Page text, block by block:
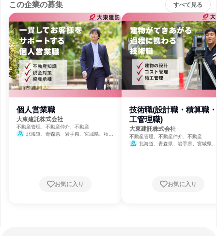
この企業の募集 すべて見る
個人営業職
大東建託株式会社
不動産管理、不動産仲介、不動産
北海道、青森県、岩手県、宮城県、秋田
山口県、徳島県、香川県、愛媛県、高知県、
お気に入り
技術職(設計職・積算職
工管理職)
大東建託株式会社
不動産管理、不動産仲介、不動産
北海道、青森県、岩手県、宮城県
賀県、京都府、大阪府、兵庫県、奈良
歌山県、鳥取県、島根県、岡山県、広
お気に入り